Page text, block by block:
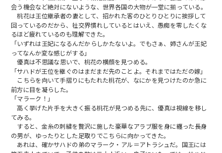
会う機会など絶対にないような、世界各国の大物が一堂に揃っている。
桃花は王位継承者の妻として、招かれた客のひとりひとりに挨拶して
回っているのだから、社交界慣れしているとはいえ、愚痴を零したくな
るほど疲れているのも理解できた。
「いずれは王妃になるんだからしかたないよ。でもさぁ、姉さんが王妃
ってなんか変な感じがする」
優真は不思議な思いで、桃花の横顔を見つめる。
「サハドが王位を継ぐのはまだまだ先のことよ。それまではただの嫁」
こちらを向いて手摺りにもたれた桃花が、なにかを見つけたのか急に
前方に目を凝らした。
「マラーク！」
高く挙げた片手を大きく振る桃花が見つめる先に、優真は視線を移し
てみる。
すると、金糸の刺繍を贅沢に施した豪華なアラブ服を身に纏った長身
の男が、ゆったりとした足取りでこちらに向かってきた。
あれは、確かサハドの弟のマラーク・アル＝アトラシュだ。国王には